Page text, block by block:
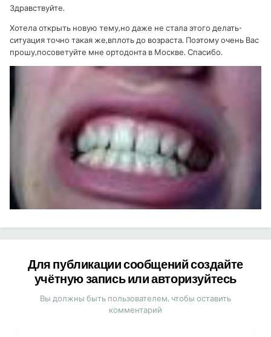
Здравствуйте.
Хотела открыть новую тему,но даже не стала этого делать-
ситуация точно такая же,вплоть до возраста. Поэтому очень Вас
прошу,посоветуйте мне ортодонта в Москве. Спасибо.
Для публикации сообщений создайте
учётную запись или авторизуйтесь
Вы должны быть пользователем, чтобы оставить
комментарий